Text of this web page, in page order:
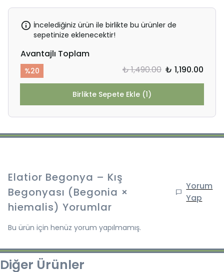
İncelediğiniz ürün ile birlikte bu ürünler de
sepetinize eklenecektir!
Avantajlı Toplam
%20 ₺ 1,490.00 ₺ 1,190.00
Birlikte Sepete Ekle (1)
Elatior Begonya – Kış
Begonyası (Begonia ×
hiemalis) Yorumlar
Yorum
Yap
Bu ürün için henüz yorum yapılmamış.
Diğer Ürünler